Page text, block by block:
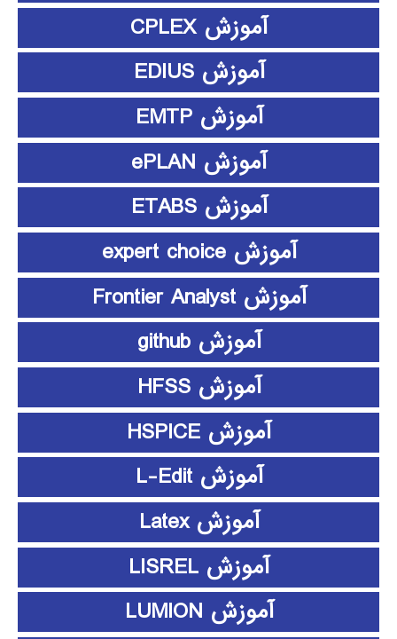
آموزش CPLEX
آموزش EDIUS
آموزش EMTP
آموزش ePLAN
آموزش ETABS
آموزش expert choice
آموزش Frontier Analyst
آموزش github
آموزش HFSS
آموزش HSPICE
آموزش L-Edit
آموزش Latex
آموزش LISREL
آموزش LUMION